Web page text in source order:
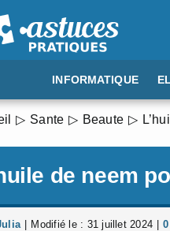
INFORMATIQUE
Sante Beaute
de neem
Modifié le : 31 juillet 2024